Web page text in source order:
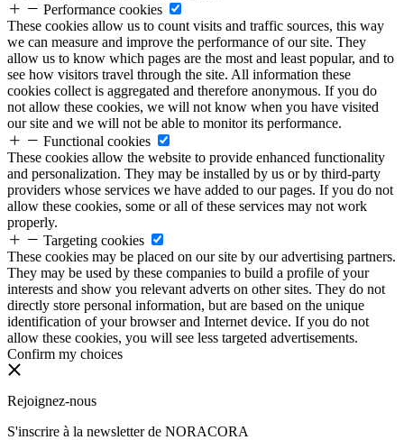
Performance cookies
These cookies allow us to count visits and traffic sources, this way
we can measure and improve the performance of our site. They
allow us to know which pages are the most and least popular, and to
see how visitors travel through the site. All information these
cookies collect is aggregated and therefore anonymous. If you do
not allow these cookies, we will not know when you have visited
our site and we will not be able to monitor its performance.
Functional cookies
These cookies allow the website to provide enhanced functionality
and personalization. They may be installed by us or by third-party
providers whose services we have added to our pages. If you do not
allow these cookies, some or all of these services may not work
properly.
Targeting cookies
These cookies may be placed on our site by our advertising partners.
They may be used by these companies to build a profile of your
interests and show you relevant adverts on other sites. They do not
directly store personal information, but are based on the unique
identification of your browser and Internet device. If you do not
allow these cookies, you will see less targeted advertisements.
Confirm my choices
Rejoignez-nous
S'inscrire à la newsletter de NORACORA